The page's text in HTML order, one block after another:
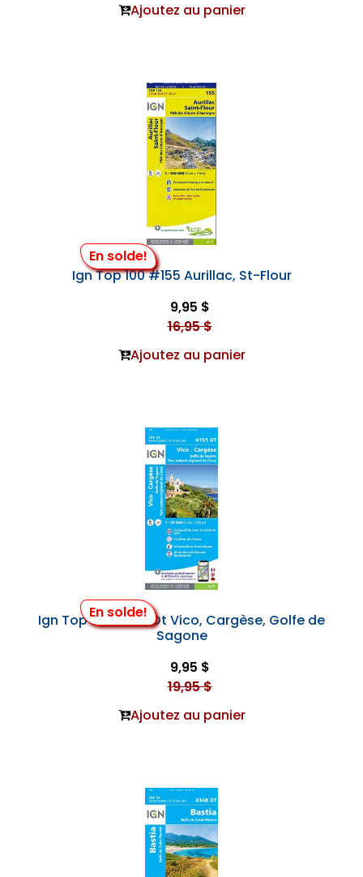
Ajoutez au panier
En solde!
Ign Top 100 #155 Aurillac, St-Flour
9,95 $
16,95 $
Ajoutez au panier
En solde!
Ign Top 25 #4151 Ot Vico, Cargèse, Golfe de
Sagone
9,95 $
19,95 $
Ajoutez au panier